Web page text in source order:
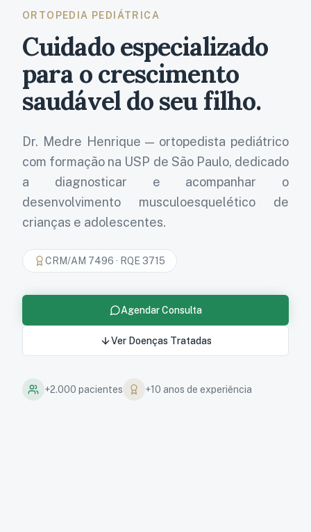
ORTOPEDIA PEDIÁTRICA
Cuidado especializado
para o crescimento
saudável do seu filho.
Dr. Medre Henrique — ortopedista pediátrico
com formação na USP de São Paulo, dedicado
a diagnosticar e acompanhar o
desenvolvimento musculoesquelético de
crianças e adolescentes.
CRM/AM 7496 · RQE 3715
Agendar Consulta
Ver Doenças Tratadas
+2.000 pacientes +10 anos de experiência